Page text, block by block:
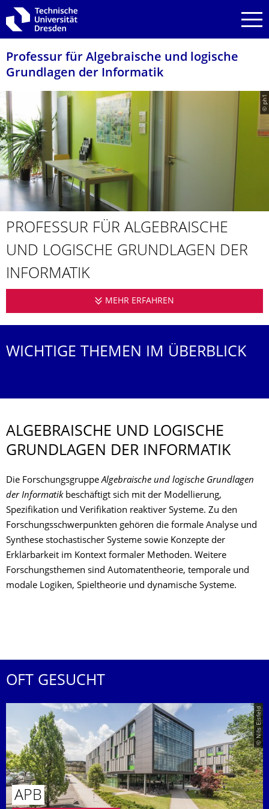
Zur Hauptnavigation springen
Zur Suche springen
Zum Inhalt springen
Professur für Algebraische und logische
Grundlagen der Informatik
© ph1
PROFESSUR FÜR ALGEBRAISCHE
UND LOGISCHE GRUNDLAGEN DER
INFORMATIK
MEHR ERFAHREN
WICHTIGE THEMEN IM ÜBERBLICK
ALGEBRAISCHE UND LOGISCHE
GRUNDLAGEN DER INFORMATIK
Die ForschungsgruppeAlgebraische und logische Grundlagen
der Informatikbeschäftigt sich mit der Modellierung,
Spezifikation und Verifikation reaktiver Systeme. Zu den
Forschungsschwerpunkten gehören die formale Analyse und
Synthese stochastischer Systeme sowie Konzepte der
Erklärbarkeit im Kontext formaler Methoden. Weitere
Forschungsthemen sind Automatentheorie, temporale und
modale Logiken, Spieltheorie und dynamische Systeme.
OFT GESUCHT
© Nils Eisfeld
APB